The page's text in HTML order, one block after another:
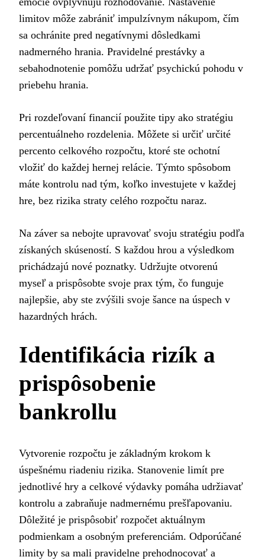
limitov môže zabrániť impulzívnym nákupom, čím
sa ochránite pred negatívnymi dôsledkami
nadmerného hrania. Pravidelné prestávky a
sebahodnotenie pomôžu udržať psychickú pohodu v
priebehu hrania.
Pri rozdeľovaní financií použite tipy ako stratégiu
percentuálneho rozdelenia. Môžete si určiť určité
percento celkového rozpočtu, ktoré ste ochotní
vložiť do každej hernej relácie. Týmto spôsobom
máte kontrolu nad tým, koľko investujete v každej
hre, bez rizika straty celého rozpočtu naraz.
Na záver sa nebojte upravovať svoju stratégiu podľa
získaných skúseností. S každou hrou a výsledkom
prichádzajú nové poznatky. Udržujte otvorenú
myseľ a prispôsobte svoje prax tým, čo funguje
najlepšie, aby ste zvýšili svoje šance na úspech v
hazardných hrách.
Identifikácia rizík a
prispôsobenie
bankrollu
Vytvorenie rozpočtu je základným krokom k
úspešnému riadeniu rizika. Stanovenie limít pre
jednotlivé hry a celkové výdavky pomáha udržiavať
kontrolu a zabraňuje nadmernému prešľapovaniu.
Dôležité je prispôsobiť rozpočet aktuálnym
podmienkam a osobným preferenciám. Odporúčané
limity by sa mali pravidelne prehodnocovať a